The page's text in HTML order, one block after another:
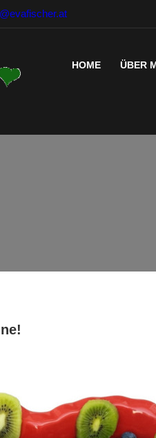
HOME ÜBER